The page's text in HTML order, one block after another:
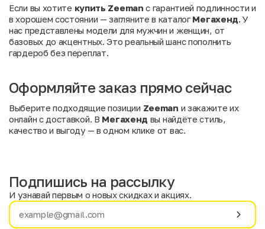
Если вы хотите купить Zeeman с гарантией подлинности и
в хорошем состоянии — загляните в каталогМегахенд. У
нас представлены модели для мужчин и женщин, от
базовых до акцентных. Это реальный шанс пополнить
гардероб без переплат.
Оформляйте заказ прямо сейчас
Выберите подходящие позиции Zeeman и закажите их
онлайн с доставкой. В Мегахенд вы найдёте стиль,
качество и выгоду — в одном клике от вас.
Имя
Подпишись на рассылку
И узнавай первым о новых скидках и акциях.